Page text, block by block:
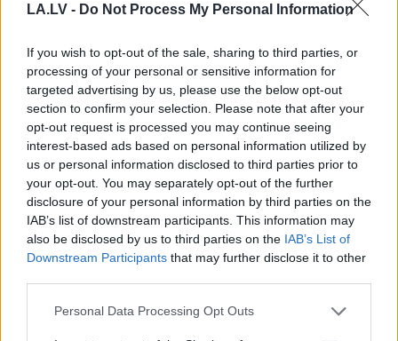
LA.LV - Do Not Process My Personal Information
If you wish to opt-out of the sale, sharing to third parties, or
processing of your personal or sensitive information for
targeted advertising by us, please use the below opt-out
section to confirm your selection. Please note that after your
opt-out request is processed you may continue seeing
interest-based ads based on personal information utilized by
us or personal information disclosed to third parties prior to
your opt-out. You may separately opt-out of the further
disclosure of your personal information by third parties on the
IAB’s list of downstream participants. This information may
also be disclosed by us to third parties on the IAB’s List of
Downstream Participants that may further disclose it to other
Please note that this website/app uses one or more Google
Personal Data Processing Opt Outs
Latviešuvarēšanai
atkal jauns pierādījums
– mūsu pētnieks
izstrādājis vakcīnu pret
Laimas slimību
Viņuskatiens
“izurbjas” citiem cauri:
3 datumi, kuros
dzimušos mēdz
uzskatīt par
biedējošiem